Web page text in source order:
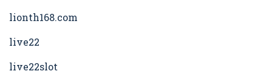
lionth168.com
live22
live22slot